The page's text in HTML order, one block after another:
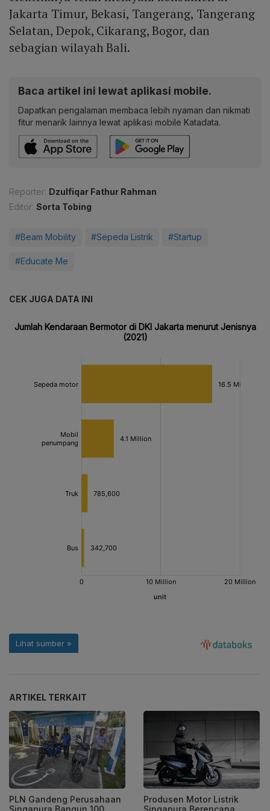
Jakarta Timur, Bekasi, Tangerang, Tangerang
Selatan, Depok, Cikarang, Bogor, dan
sebagian wilayah Bali.
Baca artikel ini lewat aplikasi mobile.
Dapatkan pengalaman membaca lebih nyaman dan nikmati
fitur menarik lainnya lewat aplikasi mobile Katadata.
Reporter: Dzulfiqar Fathur Rahman
Editor: Sorta Tobing
#Beam Mobility #Sepeda Listrik #Startup
#Educate Me
CEK JUGA DATA INI
ARTIKEL TERKAIT
PLN Gandeng Perusahaan
Produsen Motor Listrik